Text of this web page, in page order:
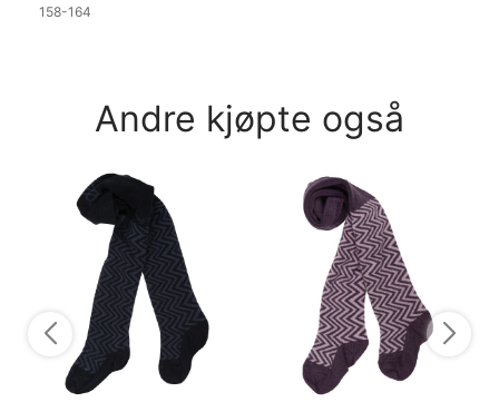
158-164
Andre kjøpte også